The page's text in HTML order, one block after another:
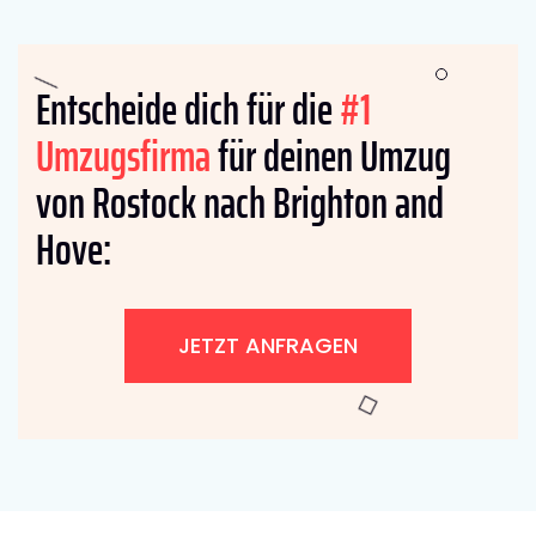
Entscheide dich für die#1
Umzugsfirmafür deinen Umzug
von Rostock nach Brighton and
Hove:
JETZT ANFRAGEN